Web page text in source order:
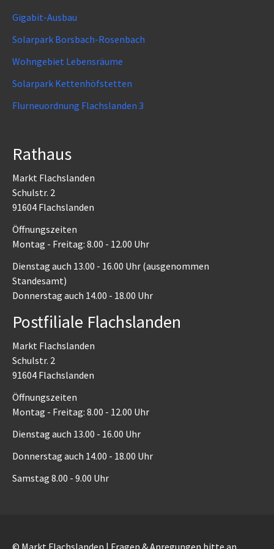
Gigabit-Ausbau
Solarpark Borsbach-Rosenbach
Wohngebiet Lebensräume
Solarpark Kettenhöfstetten
Flurneuordnung Flachslanden 3
Rathaus
Markt Flachslanden
Schulstr. 2
91604 Flachslanden
Öffnungszeiten
Montag - Freitag: 8.00 - 12.00 Uhr
Dienstag auch 13.00 - 16.00 Uhr (ausgenommen
Standesamt)
Donnerstag auch 14.00 - 18.00 Uhr
Postfiliale Flachslanden
Markt Flachslanden
Schulstr. 2
91604 Flachslanden
Öffnungszeiten
Montag - Freitag: 8.00 - 12.00 Uhr
Dienstag auch 13.00 - 16.00 Uhr
Donnerstag auch 14.00 - 18.00 Uhr
Samstag 8.00 - 9.00 Uhr
© Markt Flachslanden | Fragen & Anregungen bitte an